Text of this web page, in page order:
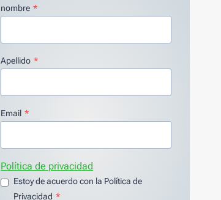
nombre *
Apellido *
Email *
Política de privacidad
Estoy de acuerdo con la Política de
Privacidad *